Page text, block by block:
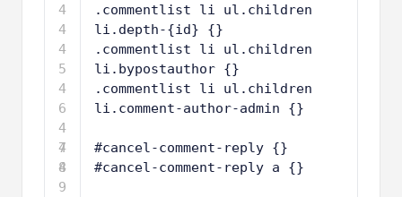
4
4
4
5
4
6
4
7
4
8
4
9
.commentlist li ul.children
li.depth-{id} {}
.commentlist li ul.children
li.bypostauthor {}
.commentlist li ul.children
li.comment-author-admin {}
#cancel-comment-reply {}
#cancel-comment-reply a {}